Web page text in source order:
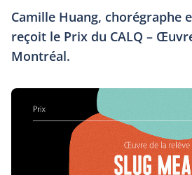
Camille Huang, chorégraphe
reçoit le Prix du CALQ –
Montréal.